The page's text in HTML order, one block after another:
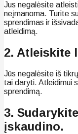
Jus negalėsite
neįmanoma. Turite
sprendimas ir
atleidimą.
2. Atleiskite
Jūs negalėsite iš
tai daryti. Atleidimui
sprendimą.
3.
įskaudino.